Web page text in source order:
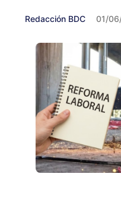
Redacción BDC 01/